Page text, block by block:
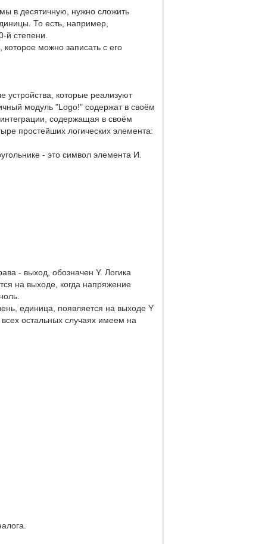
в десятичную, нужно сложить
То есть, например,
й степени.
можно записать с его
которые реализуют
модуль "Logo!" содержат в своём
содержащая в своём
простейших логических элемента:
- это символ элемента И.
- выход, обозначен Y. Логика
на выходе, когда напряжение
единица, появляется на выходе Y
остальных случаях имеем на